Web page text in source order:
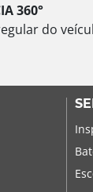
360°
do